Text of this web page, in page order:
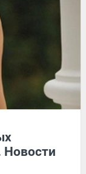
Новости